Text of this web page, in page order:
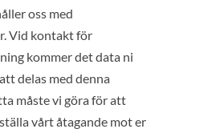
oss med
Vid kontakt för
kommer det data ni
delas med denna
måste vi göra för att
vårt åtagande mot er